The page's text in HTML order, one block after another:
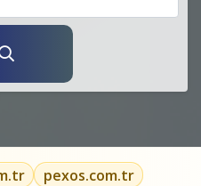
pexos.com.tr